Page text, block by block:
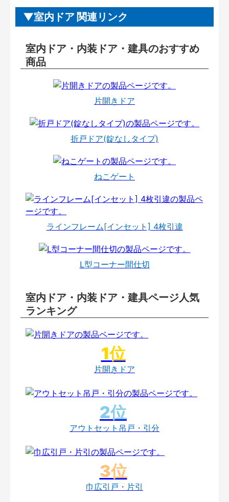
室内ドア 関連リンク
室内ドア・内装ドア・建具のおすすめ
商品
片開きドア
折戸ドア(錠なしタイプ)
ねこゲート
ラインフレーム[インセット] 4枚引違
L型コーナー間仕切
室内ドア・内装ドア・建具ページ人気
ランキング
片開きドア
アウトセット吊戸・引分
巾広引戸・片引